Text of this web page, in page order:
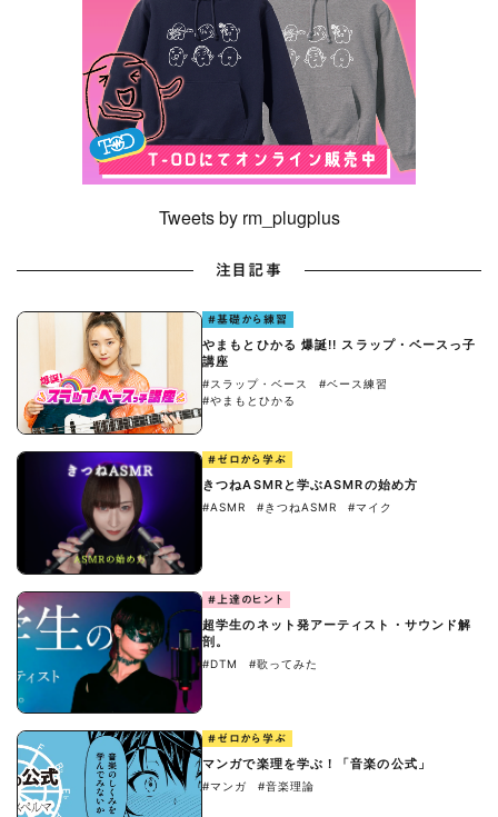
Tweets by rm_plugplus
注目記事
#基礎から練習
やまもとひかる 爆誕!! スラップ・ベースっ子
講座
#スラップ・ベース
#ベース練習
#やまもとひかる
#ゼロから学ぶ
きつねASMRと学ぶASMRの始め方
#ASMR #きつねASMR #マイク
#上達のヒント
超学生のネット発アーティスト・サウンド解
剖。
#DTM #歌ってみた
#ゼロから学ぶ
マンガで楽理を学ぶ！「音楽の公式」
#マンガ #音楽理論